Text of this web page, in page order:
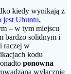
kiedy wynikają z
jest Ubuntu,
– w tym miejscu
bardzo solidnym i
raczej w
kodu
ponowna
wyłącznie